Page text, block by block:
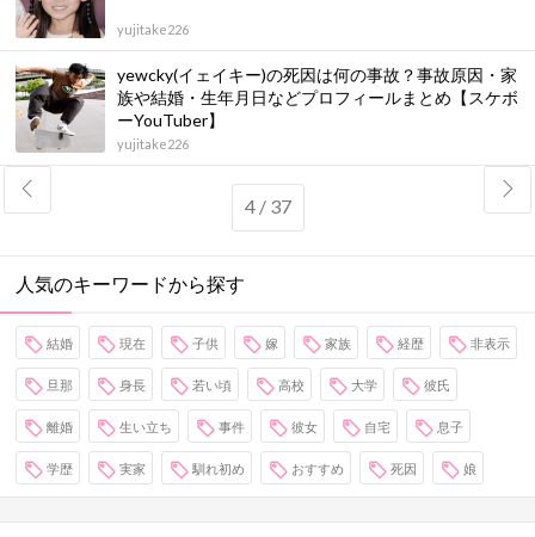
yujitake226
yewcky(イェイキー)の死因は何の事故？事故原因・家
族や結婚・生年月日などプロフィールまとめ【スケボ
ーYouTuber】
yujitake226
4 / 37
人気のキーワードから探す
結婚 現在 子供 嫁 家族 経歴 非表示
旦那 身長 若い頃 高校 大学 彼氏
離婚 生い立ち 事件 彼女 自宅 息子
学歴 実家 馴れ初め おすすめ 死因 娘